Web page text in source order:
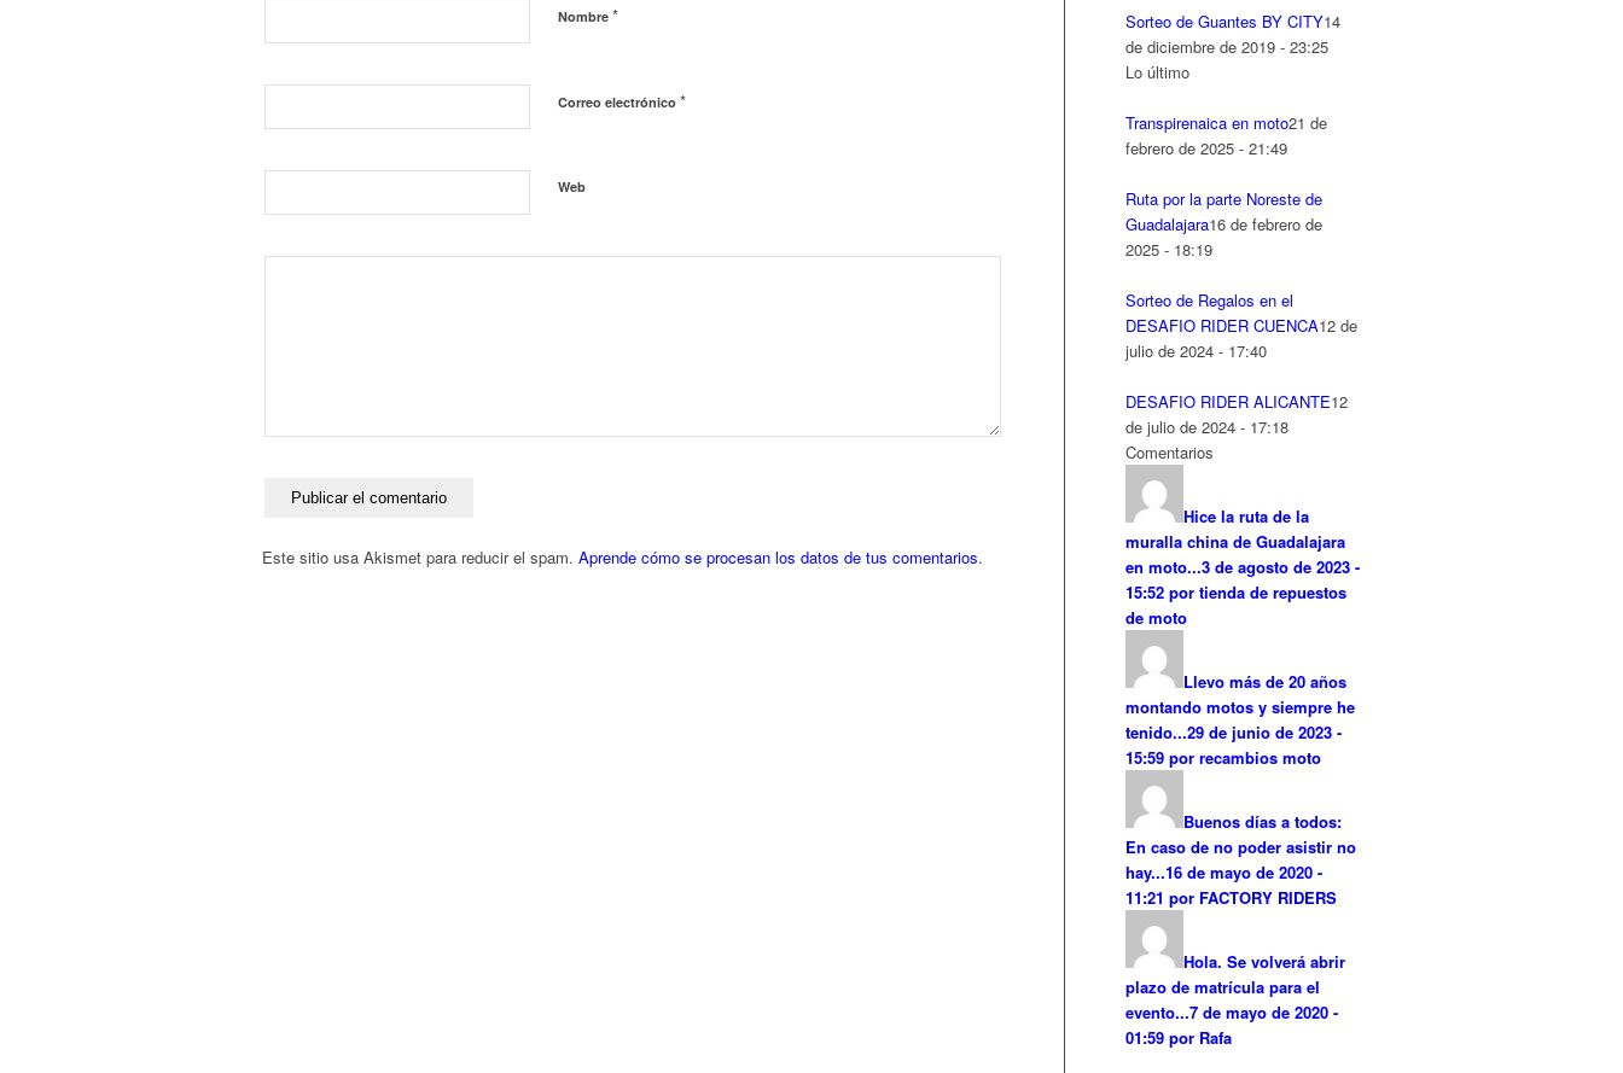
Nombre *
Correo electrónico *
Web
Este sitio usa Akismet para reducir el spam. Aprende cómo se procesan los datos de tus comentarios.
Sorteo de Guantes BY CITY14
de diciembre de 2019 - 23:25
Lo último
Transpirenaica en moto21 de
febrero de 2025 - 21:49
Ruta por la parte Noreste de
Guadalajara16 de febrero de
2025 - 18:19
Sorteo de Regalos en el
DESAFIO RIDER CUENCA12 de
julio de 2024 - 17:40
DESAFIO RIDER ALICANTE12
de julio de 2024 - 17:18
Comentarios
Hice la ruta de la
muralla china de Guadalajara
en moto...3 de agosto de 2023 -
15:52 por tienda de repuestos
de moto
Llevo más de 20 años
montando motos y siempre he
tenido...29 de junio de 2023 -
15:59 por recambios moto
Buenos días a todos:
En caso de no poder asistir no
hay...16 de mayo de 2020 -
11:21 por FACTORY RIDERS
Hola. Se volverá abrir
plazo de matrícula para el
evento...7 de mayo de 2020 -
01:59 por Rafa